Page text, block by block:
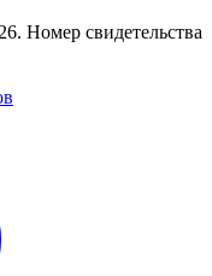
Номер свидетельства